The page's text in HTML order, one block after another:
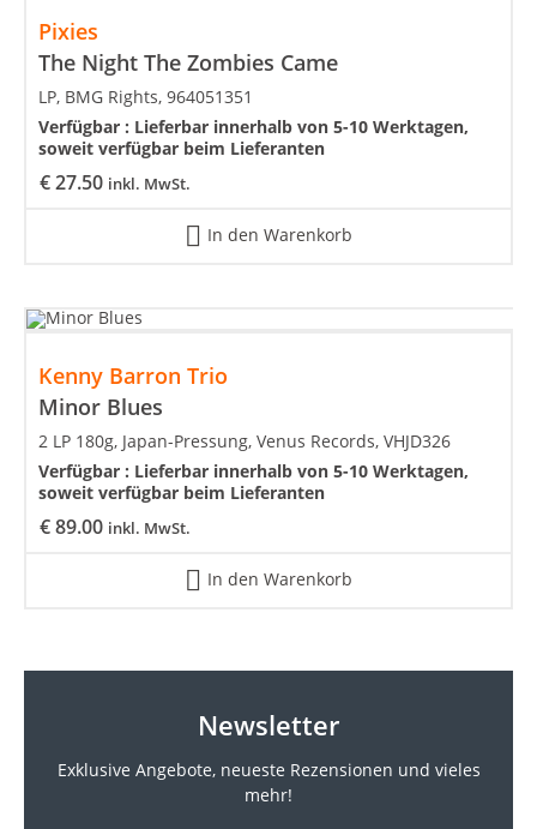
Pixies
The Night The Zombies Came
€27.50 inkl. MwSt.
LP, BMG Rights, 964051351
Verfügbar : Lieferbar innerhalb von 5-10 Werktagen,
soweit verfügbar beim Lieferanten
In den Warenkorb
Kenny Barron Trio
Minor Blues
€89.00 inkl. MwSt.
2 LP 180g, Japan-Pressung, Venus Records, VHJD326
Verfügbar : Lieferbar innerhalb von 5-10 Werktagen,
soweit verfügbar beim Lieferanten
In den Warenkorb
Newsletter
Exklusive Angebote, neueste Rezensionen und vieles
mehr!